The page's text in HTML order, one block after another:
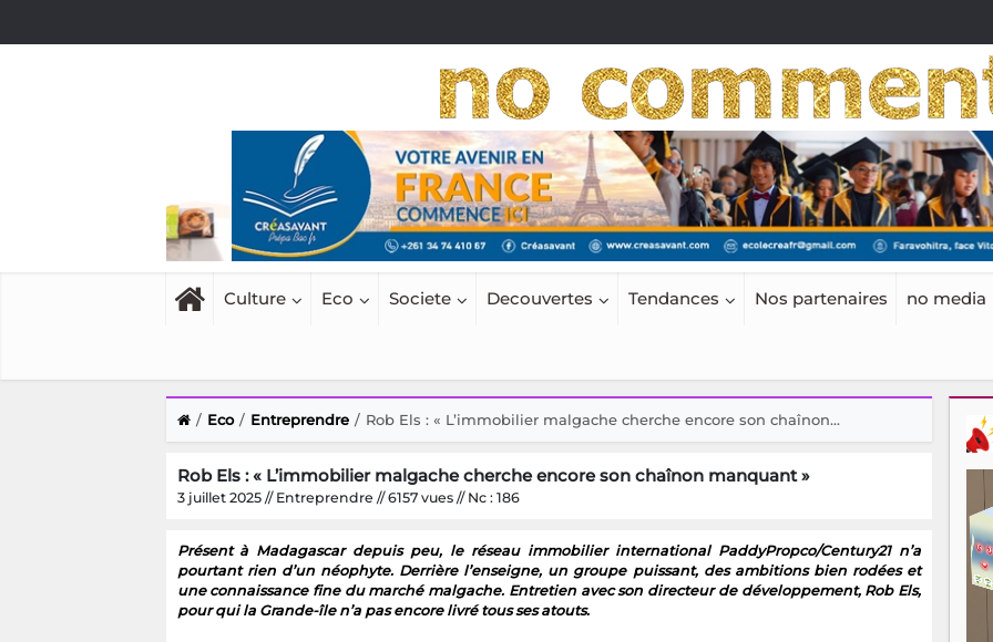
Culture Eco Societe Decouvertes Tendances Nos partenaires no media
Eco Entreprendre Rob Els : « L’immobilier malgache cherche encore son chaînon...
Rob Els : « L’immobilier malgache cherche encore son chaînon manquant »
3 juillet 2025 // Entreprendre // 6157 vues // Nc : 186
Présent à Madagascar depuis peu, le réseau immobilier international PaddyPropco/Century21 n’a
pourtant rien d’un néophyte. Derrière l’enseigne, un groupe puissant, des ambitions bien rodées et
une connaissance fine du marché malgache. Entretien avec son directeur de développement, Rob Els,
pour qui la Grande-île n’a pas encore livré tous ses atouts.